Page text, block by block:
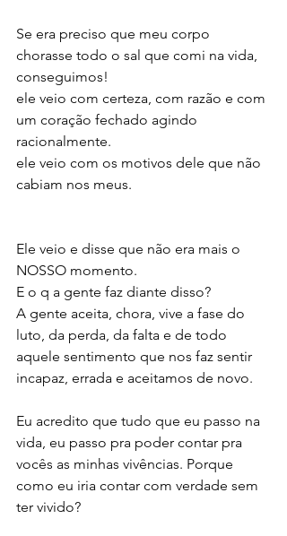
Se era preciso que meu corpo
chorasse todo o sal que comi na vida,
conseguimos!
ele veio com certeza, com razão e com
um coração fechado agindo
racionalmente.
ele veio com os motivos dele que não
cabiam nos meus.
Ele veio e disse que não era mais o
NOSSO momento.
E o q a gente faz diante disso?
A gente aceita, chora, vive a fase do
luto, da perda, da falta e de todo
aquele sentimento que nos faz sentir
incapaz, errada e aceitamos de novo.
Eu acredito que tudo que eu passo na
vida, eu passo pra poder contar pra
vocês as minhas vivências. Porque
como eu iria contar com verdade sem
ter vivido?